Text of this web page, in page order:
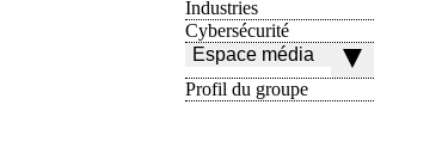
Industries
Cybersécurité
Espace média
Profil du groupe